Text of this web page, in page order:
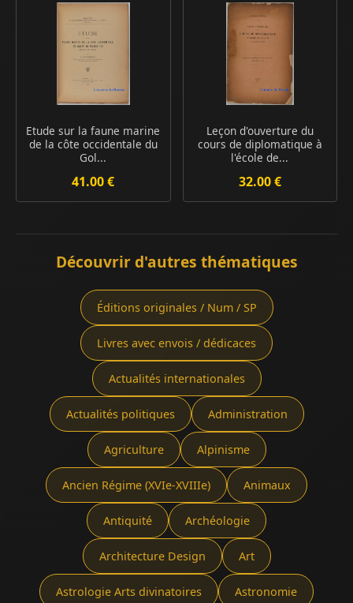
Etude sur la faune marine
de la côte occidentale du
Gol...
41.00 €
Leçon d'ouverture du
cours de diplomatique à
l'école de...
32.00 €
Découvrir d'autres thématiques
Éditions originales / Num / SP
Livres avec envois / dédicaces
Actualités internationales
Actualités politiques Administration
Agriculture Alpinisme
Ancien Régime (XVIe-XVIIIe) Animaux
Antiquité Archéologie
Architecture Design Art
Astrologie Arts divinatoires Astronomie